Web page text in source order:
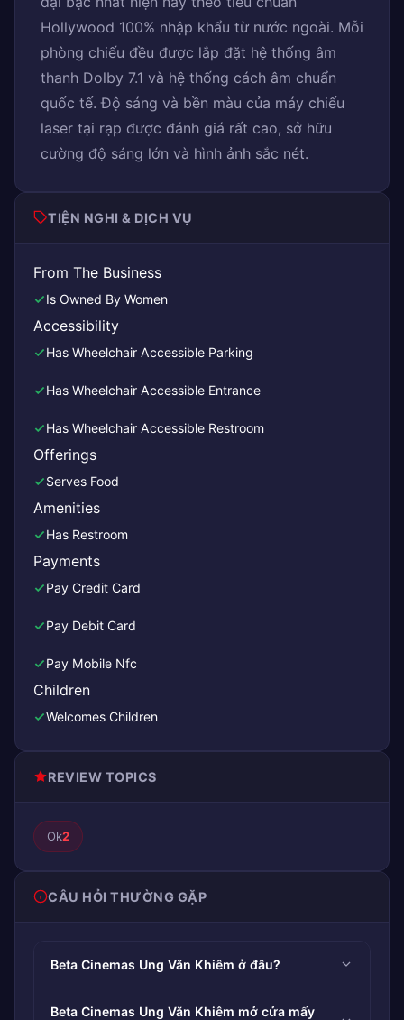
Hollywood 100% nhập khẩu từ nước ngoài. Mỗi
phòng chiếu đều được lắp đặt hệ thống âm
thanh Dolby 7.1 và hệ thống cách âm chuẩn
quốc tế. Độ sáng và bền màu của máy chiếu
laser tại rạp được đánh giá rất cao, sở hữu
cường độ sáng lớn và hình ảnh sắc nét.
TIỆN NGHI & DỊCH VỤ
From The Business
Is Owned By Women
Accessibility
Has Wheelchair Accessible Parking
Has Wheelchair Accessible Entrance
Has Wheelchair Accessible Restroom
Offerings
Serves Food
Amenities
Has Restroom
Payments
Pay Credit Card
Pay Debit Card
Pay Mobile Nfc
Children
Welcomes Children
REVIEW TOPICS
Ok2
CÂU HỎI THƯỜNG GẶP
Beta Cinemas Ung Văn Khiêm ở đâu?
Beta Cinemas Ung Văn Khiêm mở cửa mấy